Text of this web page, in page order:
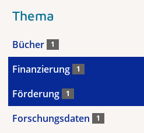
Thema
Bücher 1
Finanzierung 1
Förderung 1
Forschungsdaten 1